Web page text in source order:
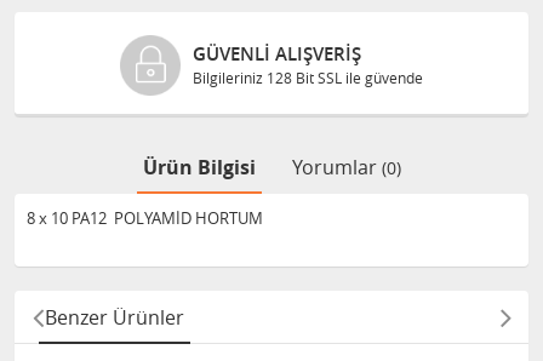
GÜVENLI ALIŞVERIŞ
Bilgileriniz 128 Bit SSL ile güvende
Ürün Bilgisi Yorumlar (0)
8 x 10 PA12 POLYAMİD HORTUM
Benzer Ürünler